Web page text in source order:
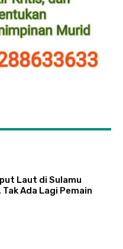
Laut di Sulamu
Tak Ada Lagi Pemain